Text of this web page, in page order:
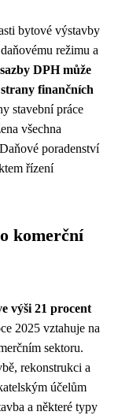
bytové výstavby
režimu a
DPH může
finančních
stavební práce
všechna
poradenství
řízení
komerční
výši 21 procent
2025 vztahuje na
sektoru.
rekonstrukci a
účelům
a některé typy